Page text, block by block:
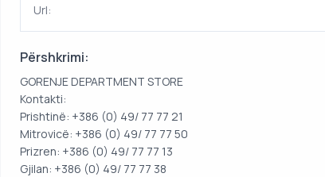
Url:
Përshkrimi:
GORENJE DEPARTMENT STORE
Kontakti:
Prishtinë: +386 (0) 49/ 77 77 21
Mitrovicë: +386 (0) 49/ 77 77 50
Prizren: +386 (0) 49/ 77 77 13
Gjilan: +386 (0) 49/ 77 77 38